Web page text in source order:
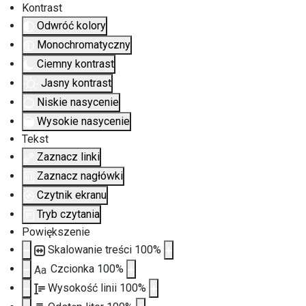
Kontrast
Odwróć kolory
Monochromatyczny
Ciemny kontrast
Jasny kontrast
Niskie nasycenie
Wysokie nasycenie
Tekst
Zaznacz linki
Zaznacz nagłówki
Czytnik ekranu
Tryb czytania
Powiększenie
Skalowanie treści 100%
Aa Czcionka 100%
Wysokość linii 100%